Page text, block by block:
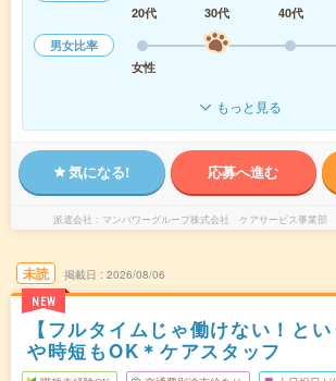
20代
30代 40代
男女比率
女性
もっと見る
気になる! 応募へ進む
派遣会社 マンパワーグループ株式会社 ケアサービス事業部
未読
NEW
掲載日 2026/08/06
【フルタイムじゃ働けない！と
や時短もOK＊ケアスタッフ